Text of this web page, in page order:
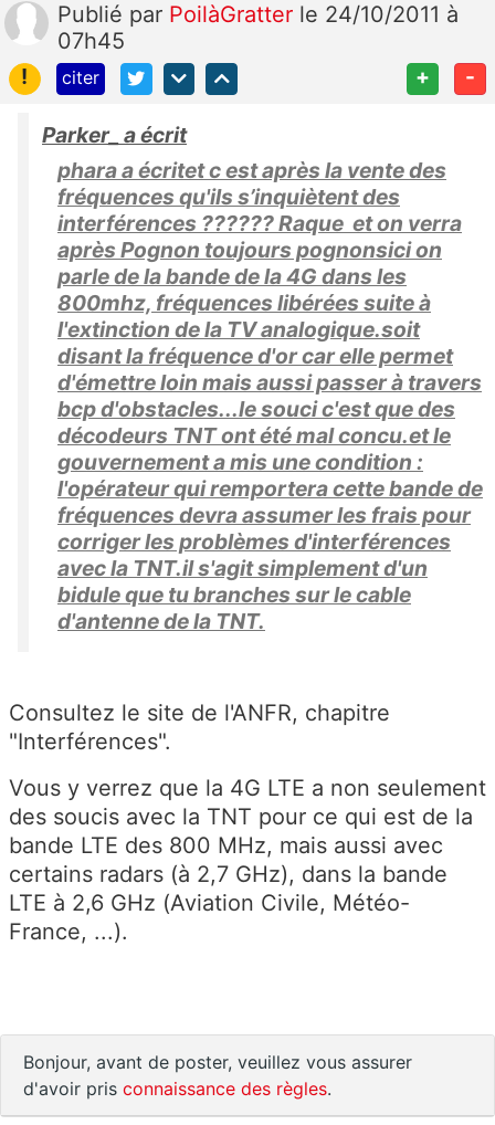
Publié par PoilàGratter le 24/10/2011 à
07h45
!
citer + -
Parker_ a écrit
phara a écritet c est après la vente des
fréquences qu'ils s’inquiètent des
interférences ?????? Raque et on verra
après Pognon toujours pognonsici on
parle de la bande de la 4G dans les
800mhz, fréquences libérées suite à
l'extinction de la TV analogique.soit
disant la fréquence d'or car elle permet
d'émettre loin mais aussi passer à travers
bcp d'obstacles...le souci c'est que des
décodeurs TNT ont été mal concu.et le
gouvernement a mis une condition :
l'opérateur qui remportera cette bande de
fréquences devra assumer les frais pour
corriger les problèmes d'interférences
avec la TNT.il s'agit simplement d'un
bidule que tu branches sur le cable
d'antenne de la TNT.
Consultez le site de l'ANFR, chapitre
"Interférences".
Vous y verrez que la 4G LTE a non seulement
des soucis avec la TNT pour ce qui est de la
bande LTE des 800 MHz, mais aussi avec
certains radars (à 2,7 GHz), dans la bande
LTE à 2,6 GHz (Aviation Civile, Météo-
France, ...).
Bonjour, avant de poster, veuillez vous assurer
d'avoir pris connaissance des règles.